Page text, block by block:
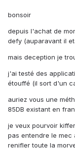
bonsoir
depuis l'achat de
defy (auparavant il
mais deception je
j'ai testé des
étouffé (il sort d'un
auriez vous une
85DB existant en
je veux pourvoir
pas entendre le mec
renifler toute la